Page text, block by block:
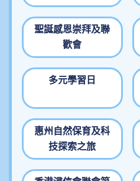
聖誕感恩崇拜及聯
歡會
多元學習日
惠州自然保育及科
技探索之旅